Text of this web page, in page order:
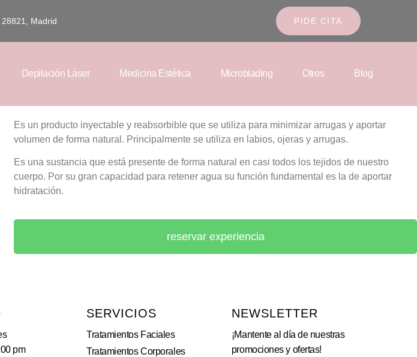
Madrid PIDE CITA
Depilación Láser Medicina Estética Microblading Otros Blog
Es un producto inyectable y reabsorbible que se utiliza para minimizar arrugas y aportar
volumen de forma natural. Principalmente se utiliza en labios, ojeras y arrugas.
Es una sustancia que está presente de forma natural en casi todos los tejidos de nuestro
cuerpo. Por su gran capacidad para retener agua su función fundamental es la de aportar
hidratación.
reservar experiencia
pm
SERVICIOS
Tratamientos Faciales
Tratamientos Corporales
NEWSLETTER
¡Mantente al día de nuestras
promociones y ofertas!